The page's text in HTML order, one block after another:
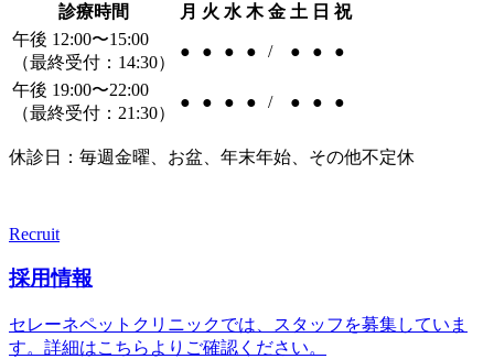
診療時間
月 火 水 木 金 土 日 祝
午後 12:00〜15:00
（最終受付：14:30）
● ● ● ● / ● ● ●
午後 19:00〜22:00
（最終受付：21:30）
● ● ● ● / ● ● ●
休診日：毎週金曜、お盆、年末年始、その他不定休
Recruit
採用情報
セレーネペットクリニックでは、スタッフを募集していま
す。詳細はこちらよりご確認ください。